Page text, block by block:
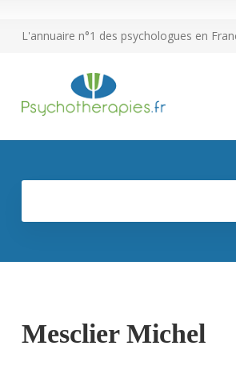
L'annuaire n°1 des psychologues en
Mesclier Michel